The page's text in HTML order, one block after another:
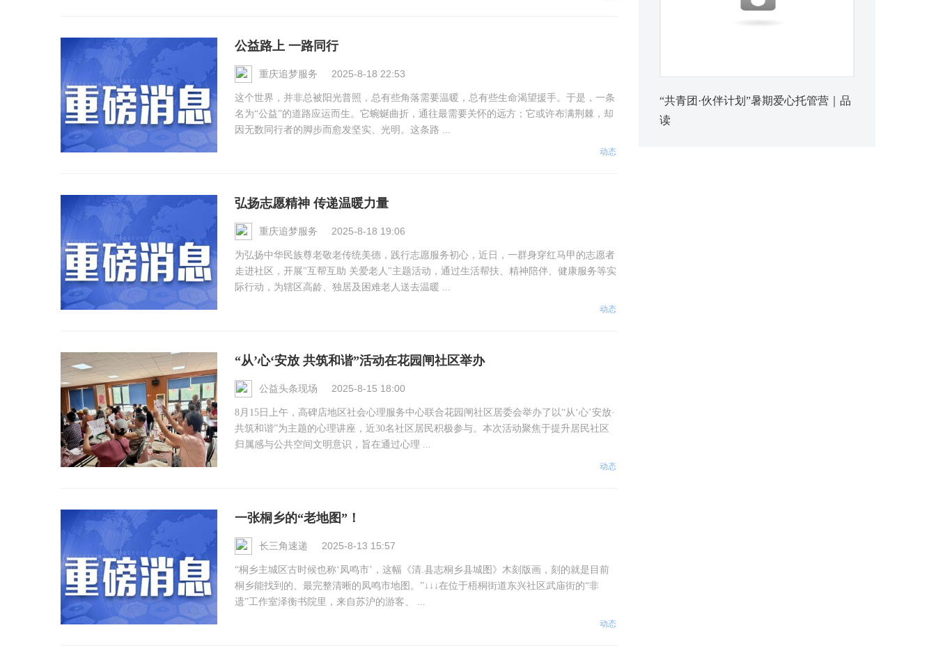
公益路上 一路同行
重庆追梦服务 2025-8-18 22:53
这个世界，并非总被阳光普照，总有些角落需要温暖，总有些生命渴望援手。于是，一条
名为“公益”的道路应运而生。它蜿蜒曲折，通往最需要关怀的远方；它或许布满荆棘，却
因无数同行者的脚步而愈发坚实、光明。这条路 ...
动态
弘扬志愿精神 传递温暖力量
重庆追梦服务 2025-8-18 19:06
为弘扬中华民族尊老敬老传统美德，践行志愿服务初心，近日，一群身穿红马甲的志愿者
走进社区，开展"互帮互助 关爱老人"主题活动，通过生活帮扶、精神陪伴、健康服务等实
际行动，为辖区高龄、独居及困难老人送去温暖 ...
动态
“从’心‘安放 共筑和谐”活动在花园闸社区举办
公益头条现场 2025-8-15 18:00
8月15日上午，高碑店地区社会心理服务中心联合花园闸社区居委会举办了以“从‘心’安放·
共筑和谐”为主题的心理讲座，近30名社区居民积极参与。本次活动聚焦于提升居民社区
归属感与公共空间文明意识，旨在通过心理 ...
动态
一张桐乡的“老地图”！
长三角速递 2025-8-13 15:57
“桐乡主城区古时候也称‘凤鸣市’，这幅《清.县志桐乡县城图》木刻版画，刻的就是目前
桐乡能找到的、最完整清晰的凤鸣市地图。”↓↓↓在位于梧桐街道东兴社区武庙街的“非
遗”工作室泽衡书院里，来自苏沪的游客、 ...
动态
“共青团·伙伴计划”暑期爱心托管营｜品
读